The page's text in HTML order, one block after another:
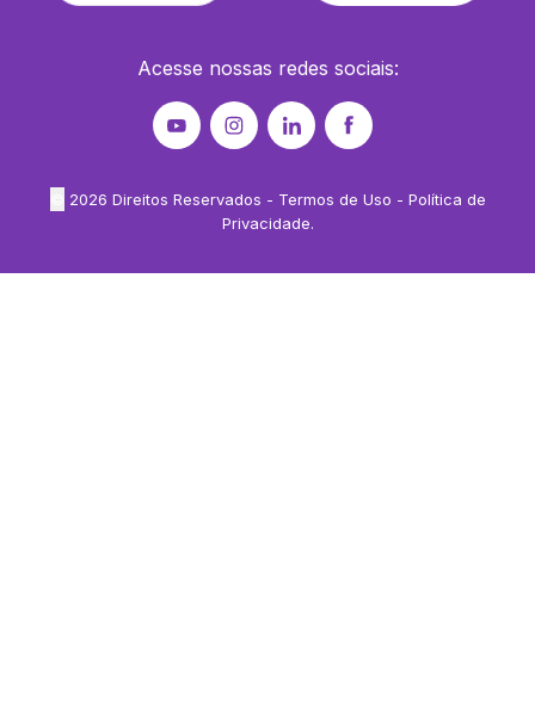
Acesse nossas redes sociais:
2026 Direitos Reservados - Termos de Uso - Política de
Privacidade.